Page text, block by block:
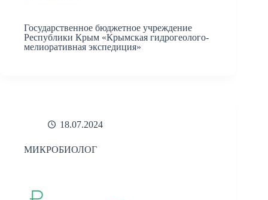
Государственное бюджетное учреждение
Республики Крым «Крымская гидрогеолого-
мелиоративная экспедиция»
18.07.2024
МИКРОБИОЛОГ